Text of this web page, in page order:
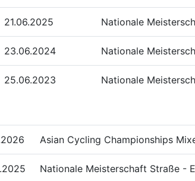
21.06.2025 Nationale
23.06.2024 Nationale
25.06.2023 Nationale
Asian Cycling Championships
Nationale Meisterschaft Straße -